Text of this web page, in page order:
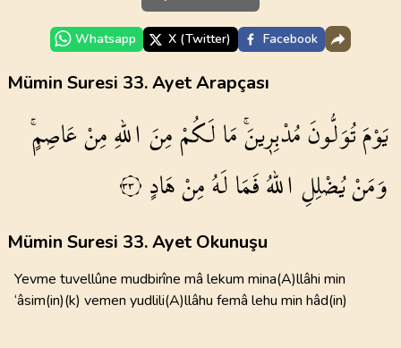
Whatsapp X (Twitter) Facebook
Mümin Suresi 33. Ayet Arapçası
يَوْمَتُوَلُّونَمُدْبِر۪ينَۚمَالَكُمْمِنَاللّٰهِمِنْعَاصِمٍۚ
وَمَنْيُضْلِلِاللّٰهُفَمَالَهُمِنْهَادٍ ٣٣
Mümin Suresi 33. Ayet Okunuşu
Yevme tuvellûne mudbirîne mâ lekum mina(A)llâhi min
‘âsim(in)(k) vemen yudlili(A)llâhu femâ lehu min hâd(in)